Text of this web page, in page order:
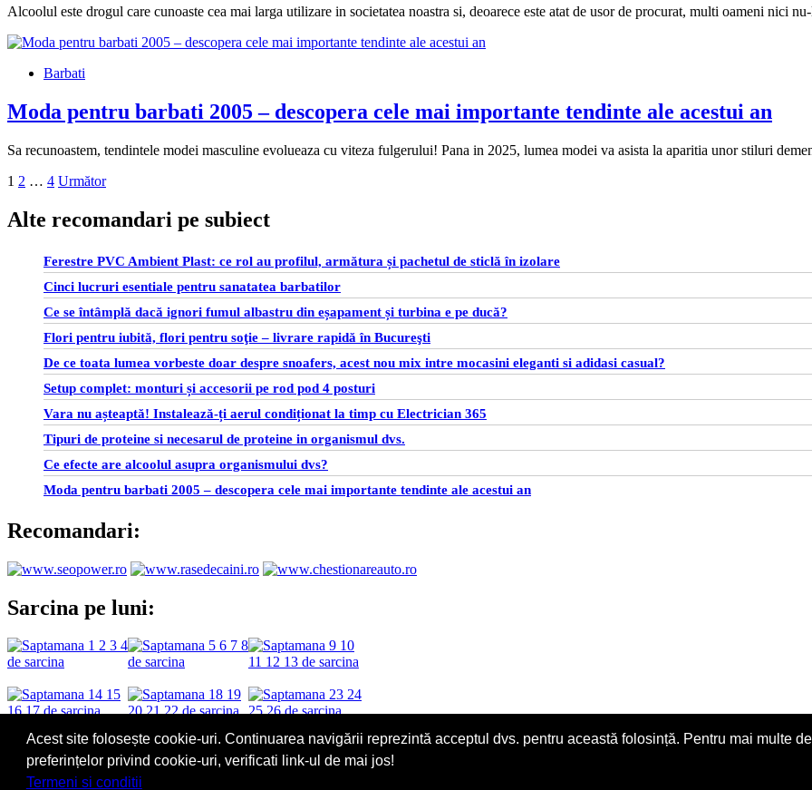
Acest site folosește cookie-uri. Continuarea navigării reprezintă acceptul dvs. pentru această folosință. Pentru mai multe
preferințelor privind cookie-uri, verificati link-ul de mai jos!
Termeni si conditii
Alcoolul este drogul care cunoaste cea mai larga utilizare in societatea noastra si, deoarece este atat de usor de procurat, multi oameni nici
Barbati
Moda pentru barbati 2005 – descopera cele mai importante tendinte ale acestui an
Sa recunoastem, tendintele modei masculine evolueaza cu viteza fulgerului! Pana in 2025, lumea modei va asista la aparitia unor stiluri
Paginație
articole
1 2 … 4 Următor
Alte recomandari pe subiect
Ferestre PVC Ambient Plast: ce rol au profilul, armătura și pachetul de sticlă în izolare
Cinci lucruri esentiale pentru sanatatea barbatilor
Ce se întâmplă dacă ignori fumul albastru din eșapament și turbina e pe ducă?
Flori pentru iubită, flori pentru soţie – livrare rapidă în Bucureşti
De ce toata lumea vorbeste doar despre snoafers, acest nou mix intre mocasini eleganti si adidasi casual?
Setup complet: monturi și accesorii pe rod pod 4 posturi
Vara nu așteaptă! Instalează-ți aerul condiționat la timp cu Electrician 365
Tipuri de proteine si necesarul de proteine in organismul dvs.
Ce efecte are alcoolul asupra organismului dvs?
Moda pentru barbati 2005 – descopera cele mai importante tendinte ale acestui an
Recomandari:
Sarcina pe luni: